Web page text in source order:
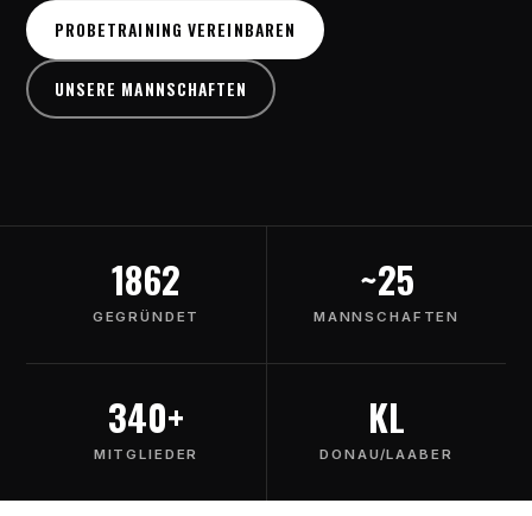
PROBETRAINING VEREINBAREN
UNSERE MANNSCHAFTEN
1862
GEGRÜNDET
~25
MANNSCHAFTEN
340+
MITGLIEDER
KL
DONAU/LAABER